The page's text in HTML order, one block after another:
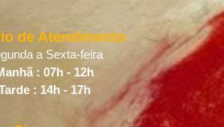
de Atendimento
a Sexta-feira
: 07h - 12h
: 14h - 17h